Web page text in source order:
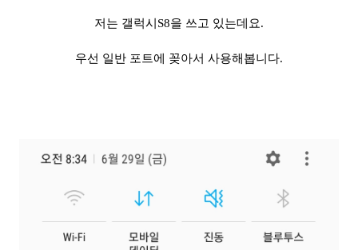
저는 갤럭시S8을 쓰고 있는데요.
우선 일반 포트에 꽂아서 사용해봅니다.